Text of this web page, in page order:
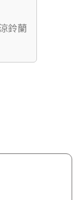
鈴蘭